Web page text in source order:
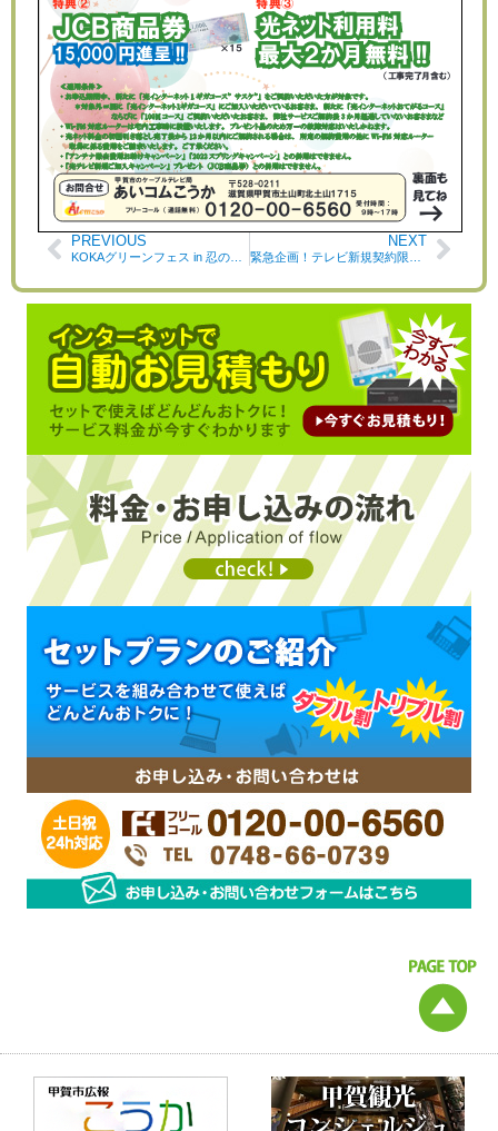
PREVIOUS
KOKAグリーンフェス in 忍の里プララ 開催のごあんない
NEXT
緊急企画！テレビ新規契約限定「テレビ録画用外付けハードディスク」プレゼント！